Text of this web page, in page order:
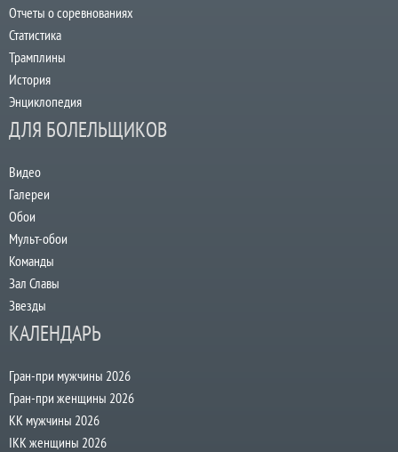
Отчеты о соревнованиях
Статистика
Трамплины
История
Энциклопедия
ДЛЯ БОЛЕЛЬЩИКОВ
Видео
Галереи
Обои
Мульт-обои
Команды
Зал Славы
Звезды
КАЛЕНДАРЬ
Гран-при мужчины 2026
Гран-при женщины 2026
КК мужчины 2026
IKK женщины 2026